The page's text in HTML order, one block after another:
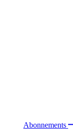
Abonnements